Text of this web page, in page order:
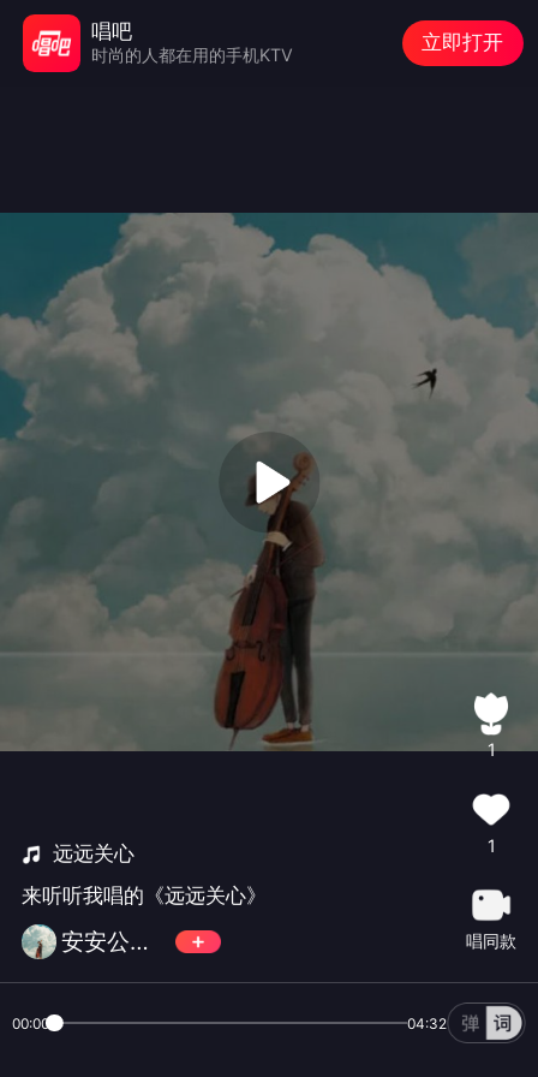
远远关心
来听听我唱的《远远关心》
安安公主Anita
1
1
唱同款
00:00 04:32
唱吧
时尚的人都在用的手机KTV
立即打开